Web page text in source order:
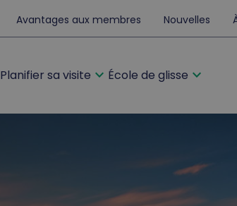
Avantages aux membres Nouvelles
Planifier sa visite expand_more École de glisse expand_more